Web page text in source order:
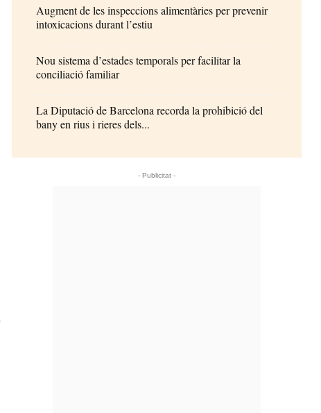
Augment de les inspeccions alimentàries per prevenir
intoxicacions durant l’estiu
Nou sistema d’estades temporals per facilitar la
conciliació familiar
La Diputació de Barcelona recorda la prohibició del
bany en rius i rieres dels...
- Publicitat -